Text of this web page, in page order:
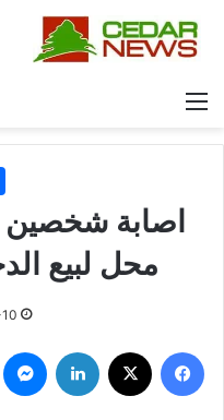
القائمة
اصابة
محل لبيع
فيسبوك لينكدإن